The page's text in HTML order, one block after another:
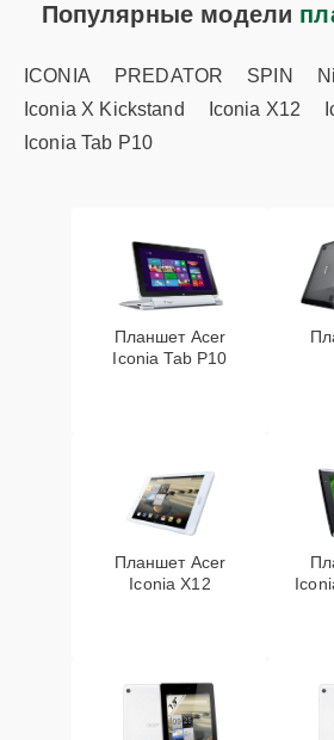
Популярные модели
ICONIA PREDATOR SPIN
Iconia X Kickstand
Iconia X12
Iconia Tab P10
Планшет Acer
Iconia Tab P10
Планшет Acer
Iconia X12